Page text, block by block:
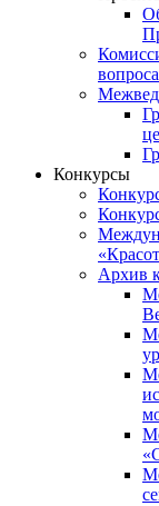
Конкурсы
Архив